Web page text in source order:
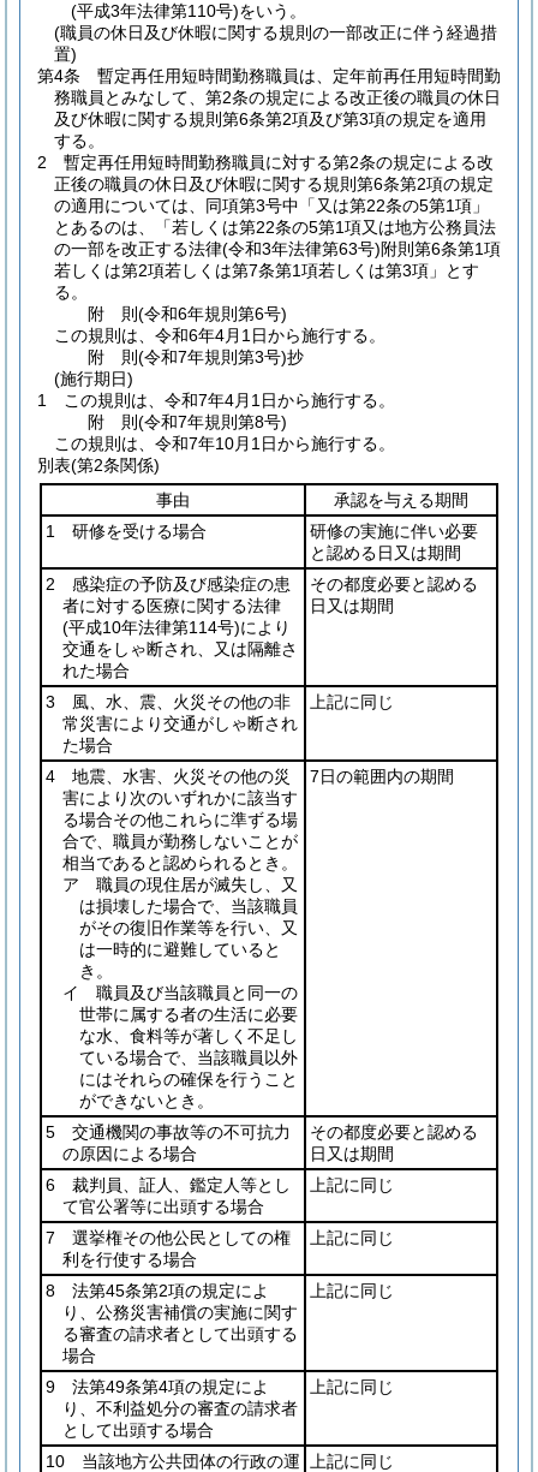
(平成3年法律第110号)をいう。
(職員の休日及び休暇に関する規則の一部改正に伴う経過措
置)
第4条
暫定再任用短時間勤務職員は、定年前再任用短時間勤
務職員とみなして、第2条の規定による改正後の職員の休日
及び休暇に関する規則第6条第2項及び第3項の規定を適用
する。
2
暫定再任用短時間勤務職員に対する第2条の規定による改
正後の職員の休日及び休暇に関する規則第6条第2項の規定
の適用については、同項第3号中「又は第22条の5第1項」
とあるのは、「若しくは第22条の5第1項又は地方公務員法
の一部を改正する法律(令和3年法律第63号)附則第6条第1項
若しくは第2項若しくは第7条第1項若しくは第3項」とす
る。
附 則(令和6年規則第6号)
この規則は、令和6年4月1日から施行する。
附 則(令和7年規則第3号)抄
(施行期日)
1
この規則は、令和7年4月1日から施行する。
附 則(令和7年規則第8号)
この規則は、令和7年10月1日から施行する。
別表(第2条関係)
事由
承認を与える期間
1 研修を受ける場合
研修の実施に伴い必要
と認める日又は期間
2 感染症の予防及び感染症の患
者に対する医療に関する法律
(平成10年法律第114号)により
交通をしゃ断され、又は隔離さ
れた場合
その都度必要と認める
日又は期間
3 風、水、震、火災その他の非
常災害により交通がしゃ断され
た場合
上記に同じ
4 地震、水害、火災その他の災
害により次のいずれかに該当す
る場合その他これらに準ずる場
合で、職員が勤務しないことが
相当であると認められるとき。
ア 職員の現住居が滅失し、又
は損壊した場合で、当該職員
がその復旧作業等を行い、又
は一時的に避難していると
き。
イ 職員及び当該職員と同一の
世帯に属する者の生活に必要
な水、食料等が著しく不足し
ている場合で、当該職員以外
にはそれらの確保を行うこと
ができないとき。
7日の範囲内の期間
5 交通機関の事故等の不可抗力
の原因による場合
その都度必要と認める
日又は期間
6 裁判員、証人、鑑定人等とし
て官公署等に出頭する場合
上記に同じ
7 選挙権その他公民としての権
利を行使する場合
上記に同じ
8 法第45条第2項の規定によ
り、公務災害補償の実施に関す
る審査の請求者として出頭する
場合
上記に同じ
9 法第49条第4項の規定によ
り、不利益処分の審査の請求者
として出頭する場合
上記に同じ
10 当該地方公共団体の行政の運
上記に同じ